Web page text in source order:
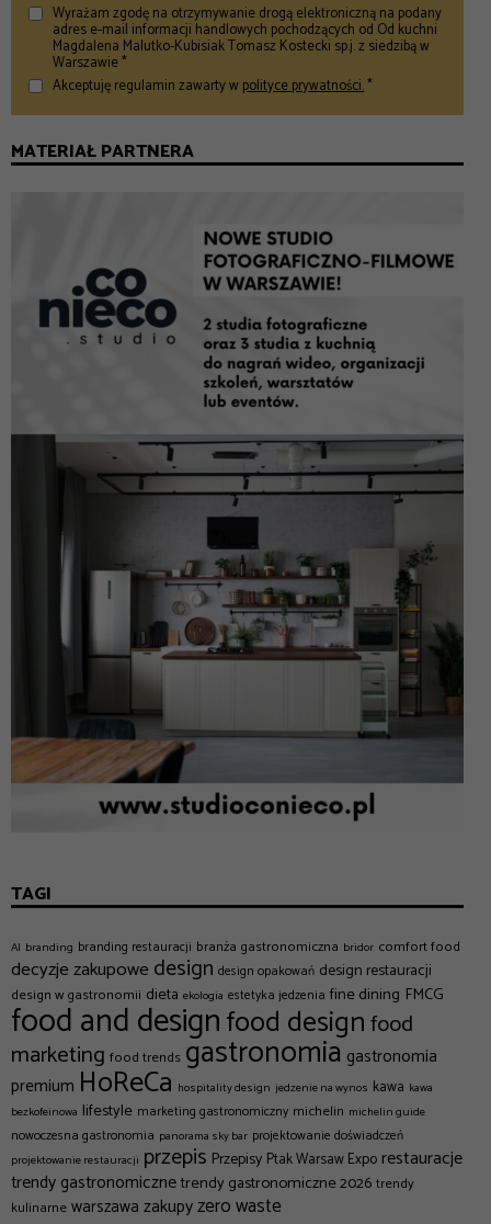
Wyrażam zgodę na otrzymywanie drogą elektroniczną na podany
adres e-mail informacji handlowych pochodzących od Od kuchni
Magdalena Malutko-Kubisiak Tomasz Kostecki sp.j. z siedzibą w
Warszawie *
Akceptuję regulamin zawarty wpolityce prywatności.*
MATERIAŁ PARTNERA
TAGI
AI branding branding restauracji branża gastronomiczna bridor comfort food
decyzje zakupowe design design opakowań design restauracji
design w gastronomii dieta ekologia estetyka jedzenia fine dining FMCG
food and designfood designfood
marketing food trends gastronomia gastronomia
premium HoReCa hospitality design jedzenie na wynos kawa kawa
bezkofeinowa lifestyle marketing gastronomiczny michelin michelin guide
nowoczesna gastronomia panorama sky bar projektowanie doświadczeń
projektowanie restauracji przepis Przepisy Ptak Warsaw Exporestauracje
trendy gastronomicznetrendy gastronomiczne 2026trendy
kulinarnewarszawa zakupyzero waste